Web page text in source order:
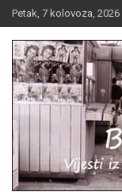
Skip
to
content
Petak, 7 kolovoza, 2026